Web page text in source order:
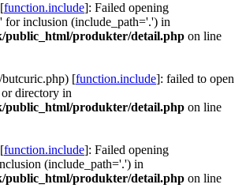
function.include]: Failed opening
for inclusion (include_path='.') in
public_html/produkter/detail.php on line
[function.include]: failed to open
directory in
public_html/produkter/detail.php on line
function.include]: Failed opening
(include_path='.') in
public_html/produkter/detail.php on line